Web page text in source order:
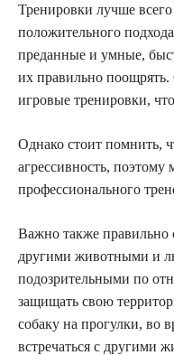
Тренировки лучше
положительного
преданные и умные,
их правильно
игровые тренировки,
Однако стоит помнить,
агрессивность,
профессионального
Важно также правильно
другими животными и
подозрительными по
защищать свою
собаку на прогулки, во
встречаться с другими